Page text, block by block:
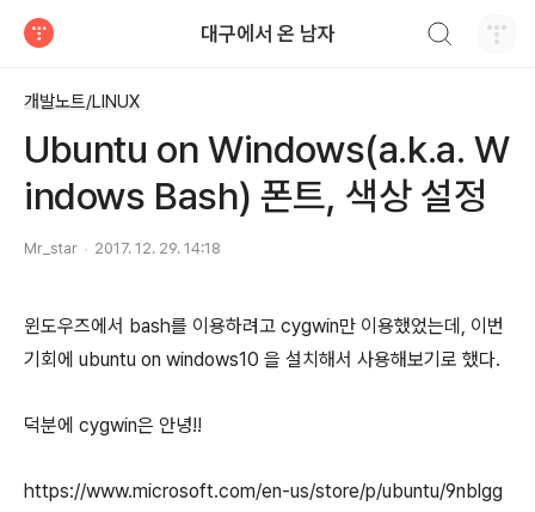
대구에서 온 남자
개발노트/LINUX
Ubuntu on Windows(a.k.a. W
indows Bash) 폰트, 색상 설정
Mr_star 2017. 12. 29. 14:18
윈도우즈에서 bash를 이용하려고 cygwin만 이용했었는데, 이번
기회에 ubuntu on windows10 을 설치해서 사용해보기로 했다.
덕분에 cygwin은 안녕!!
https://www.microsoft.com/en-us/store/p/ubuntu/9nblgg